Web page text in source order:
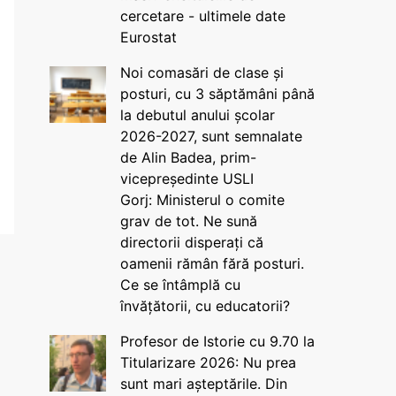
cercetare - ultimele date
Eurostat
Noi comasări de clase și
posturi, cu 3 săptămâni până
la debutul anului școlar
2026-2027, sunt semnalate
de Alin Badea, prim-
vicepreședinte USLI
Gorj: Ministerul o comite
grav de tot. Ne sună
directorii disperați că
oamenii rămân fără posturi.
Ce se întâmplă cu
învățătorii, cu educatorii?
Profesor de Istorie cu 9.70 la
Titularizare 2026: Nu prea
sunt mari așteptările. Din